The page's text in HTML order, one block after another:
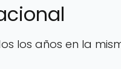
los años en la